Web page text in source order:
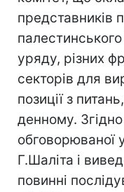
представників
уряду, різних
секторів для
позиції з
денному.
обговорюваної
Г.Шаліта і
повинні